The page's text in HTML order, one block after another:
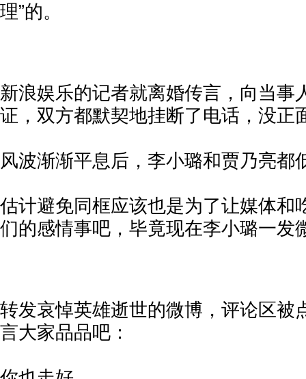
理”的。
新浪娱乐的记者就离婚传言，向当事
证，双方都默契地挂断了电话，没正
风波渐渐平息后，李小璐和贾乃亮都
估计避免同框应该也是为了让媒体和
们的感情事吧，毕竟现在李小璐一发
转发哀悼英雄逝世的微博，评论区被
言大家品品吧：